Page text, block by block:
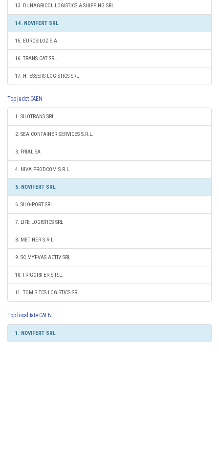
13. DUNAGRICOL LOGISTICS & SHIPPING SRL
14. NOVIFERT SRL
15. EUROSILOZ S.A.
16. TRANS CAT SRL
17. H. ESSERS LOGISTICS SRL
Top judet CAEN
1. SILOTRANS SRL
2. SEA CONTAINER SERVICES S.R.L.
3. FRIAL SA
4. NIVA PRODCOM S.R.L.
5. NOVIFERT SRL
6. SILO-PORT SRL
7. LIFE LOGISTICS SRL
8. METINER S.R.L.
9. SC MYT-VAS ACTIV SRL
10. FRIGORIFER S.R.L.
11. TOMIS TCS LOGISTICS SRL
Top localitate CAEN
1. NOVIFERT SRL